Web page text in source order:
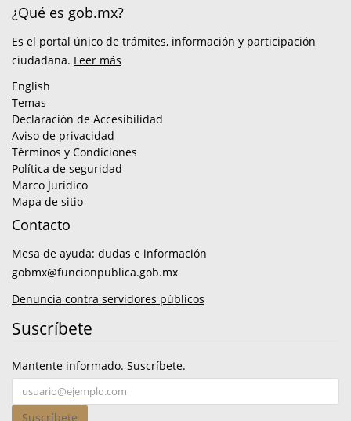
¿Qué es gob.mx?
Es el portal único de trámites, información y participación
ciudadana. Leer más
English
Temas
Declaración de Accesibilidad
Aviso de privacidad
Términos y Condiciones
Política de seguridad
Marco Jurídico
Mapa de sitio
Contacto
Mesa de ayuda: dudas e información
gobmx@funcionpublica.gob.mx
Denuncia contra servidores públicos
Suscríbete
Mantente informado. Suscríbete.
Suscríbete